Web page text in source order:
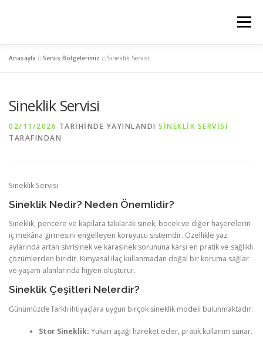
Menü
MENTEŞELİ SİNEKLİK
Anasayfa »Servis Bölgelerimiz »Sineklik Servisi
Sineklik Servisi
02/11/2026 TARIHINDE YAYINLANDI SINEKLIK SERVISI
TARAFINDAN
Sineklik Servisi
Sineklik Nedir? Neden Önemlidir?
Sineklik, pencere ve kapılara takılarak sinek, böcek ve diğer haşerelerin
iç mekâna girmesini engelleyen koruyucu sistemdir. Özellikle yaz
aylarında artan sivrisinek ve karasinek sorununa karşı en pratik ve sağlıklı
çözümlerden biridir. Kimyasal ilaç kullanmadan doğal bir koruma sağlar
ve yaşam alanlarında hijyen oluşturur.
Sineklik Çeşitleri Nelerdir?
Günümüzde farklı ihtiyaçlara uygun birçok sineklik modeli bulunmaktadır:
Stor Sineklik: Yukarı aşağı hareket eder, pratik kullanım sunar.